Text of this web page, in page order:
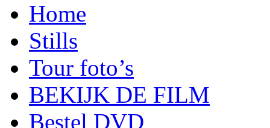
Home
Stills
Tour foto’s
BEKIJK DE FILM
Bestel DVD